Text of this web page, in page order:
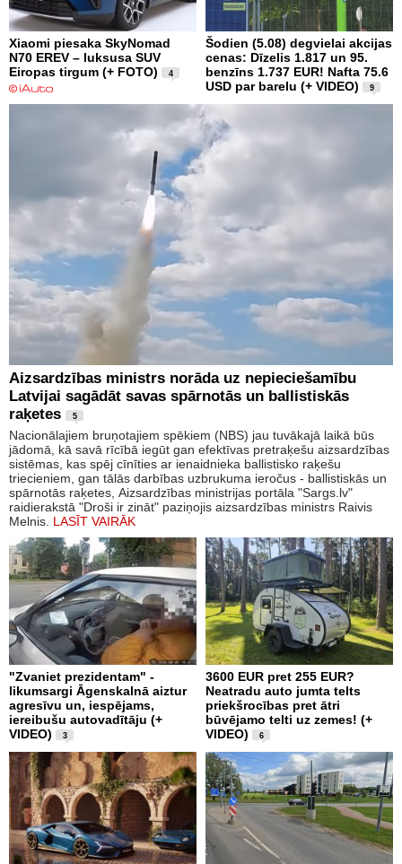
Xiaomi piesaka SkyNomad
N70 EREV – luksusa SUV
Eiropas tirgum (+ FOTO)
4
Šodien (5.08) degvielai akcijas
cenas: Dīzelis 1.817 un 95.
benzīns 1.737 EUR! Nafta 75.6
USD par barelu (+ VIDEO)
9
Aizsardzības ministrs norāda uz nepieciešamību
Latvijai sagādāt savas spārnotās un ballistiskās
raķetes
5
Nacionālajiem bruņotajiem spēkiem (NBS) jau tuvākajā laikā būs
jādomā, kā savā rīcībā iegūt gan efektīvas pretraķešu aizsardzības
sistēmas, kas spēj cīnīties ar ienaidnieka ballistisko raķešu
triecieniem, gan tālās darbības uzbrukuma ieročus - ballistiskās un
spārnotās raķetes, Aizsardzības ministrijas portāla "Sargs.lv"
raidierakstā "Droši ir zināt" paziņojis aizsardzības ministrs Raivis
Melnis. LASĪT VAIRĀK
"Zvaniet prezidentam" -
likumsargi Āgenskalnā aiztur
agresīvu un, iespējams,
iereibušu autovadītāju (+
VIDEO)
3
3600 EUR pret 255 EUR?
Neatradu auto jumta telts
priekšrocības pret ātri
būvējamo telti uz zemes! (+
VIDEO)
6